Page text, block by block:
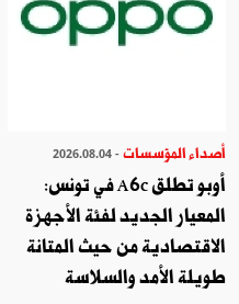
أصداء المؤسسات - 2026.08.04
أوبو تطلق A6c في تونس:
المعيار الجديد لفئة الأجهزة
الاقتصادية من حيث المتانة
طويلة الأمد والسلاسة